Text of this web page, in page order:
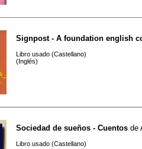
Signpost - A foundation english
Libro usado (Castellano)
(Inglés)
Sociedad de sueños - Cuentos de
Libro usado (Castellano)